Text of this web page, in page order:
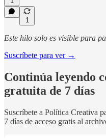
1
Este hilo solo es visible para
Suscríbete para ver →
Continúa leyendo
gratuita de 7 días
Suscríbete a Política Creativa
7 días de acceso gratis al